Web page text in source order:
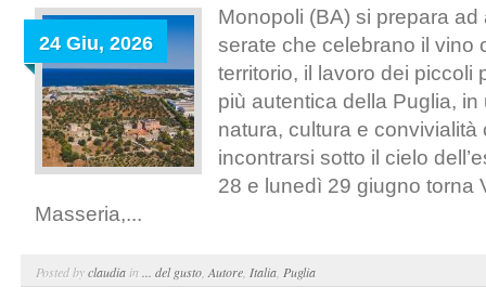
24 Giu, 2026
Monopoli (BA) si prepara
serate che celebrano il vino
territorio, il lavoro dei piccoli
più autentica della Puglia,
natura, cultura e convivialità
incontrarsi sotto il cielo
28 e lunedì 29 giugno torna
Masseria,...
Posted byclaudia in ... del gusto Autore Italia Puglia